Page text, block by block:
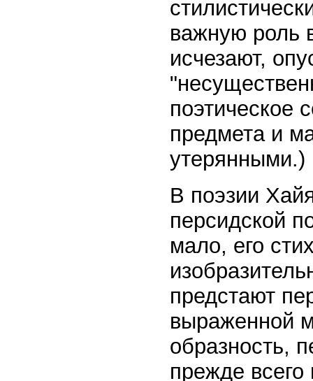
важную роль
исчезают,
поэтическое
предмета и
утерянными.)
В поэзии
персидской
мало, его
предстают
выраженной
образность,
прежде